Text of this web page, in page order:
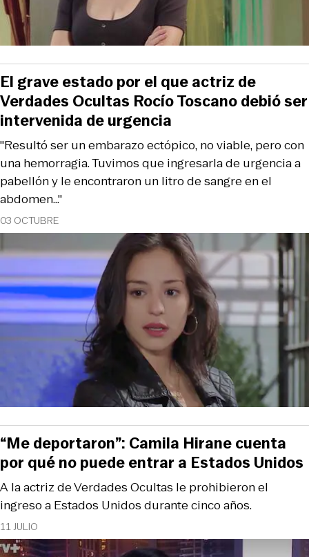
03 OCTUBRE
"Resultó ser un embarazo ectópico, no viable, pero con
una hemorragia. Tuvimos que ingresarla de urgencia a
pabellón y le encontraron un litro de sangre en el
abdomen..."
El grave estado por el que actriz de
Verdades Ocultas Rocío Toscano debió ser
intervenida de urgencia
11 JULIO
A la actriz de Verdades Ocultas le prohibieron el
ingreso a Estados Unidos durante cinco años.
“Me deportaron”: Camila Hirane cuenta
por qué no puede entrar a Estados Unidos